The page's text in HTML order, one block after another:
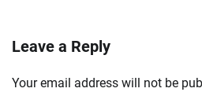
Leave a Reply
Your email address will not be